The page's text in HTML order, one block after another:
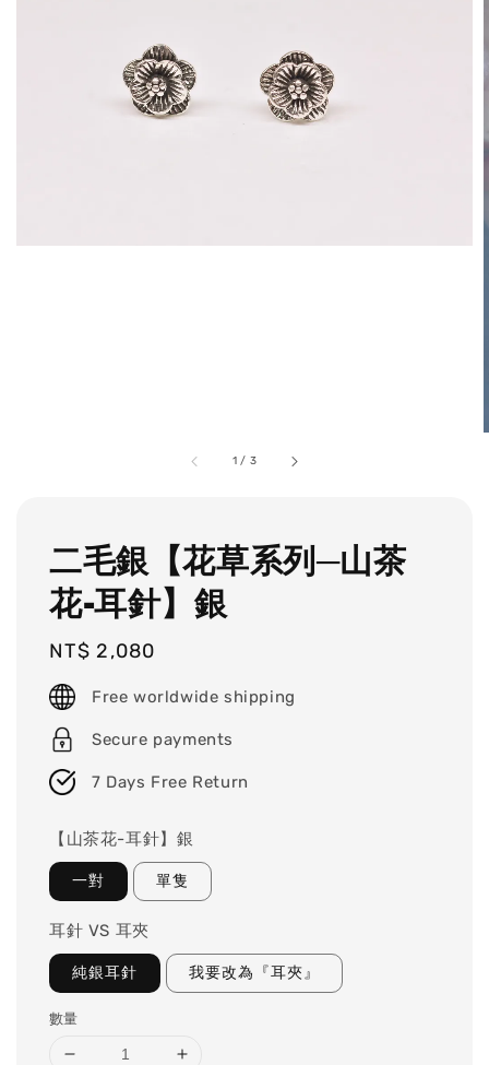
1 / 3
二毛銀【花草系列─山茶
花-耳針】銀
Regular
price
NT$ 2,080
Free worldwide shipping
Secure payments
7 Days Free Return
【山茶花-耳針】銀
一對 單隻
耳針 VS 耳夾
純銀耳針 我要改為『耳夾』
數量